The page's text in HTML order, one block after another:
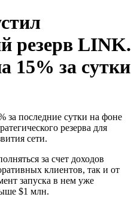
резерв LINK.
15% за сутки
за последние сутки на фоне
резерва для
сети.
за счет доходов
клиентов, так и от
запуска в нем уже
$1 млн.